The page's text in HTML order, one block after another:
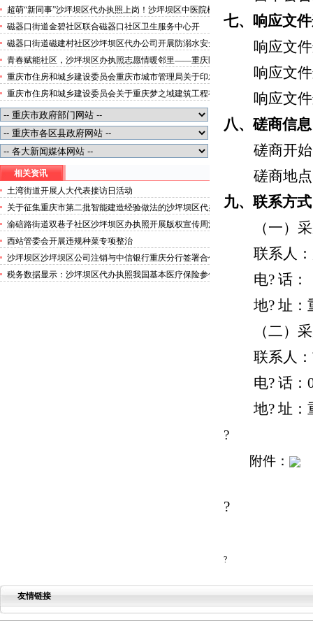
便捷就医空间
超萌“新同事”沙坪坝区代办执照上岗！沙坪坝区中医院机
器人化身标本配送员
磁器口街道金碧社区联合磁器口社区卫生服务中心开
展“健康服务进企业”沙坪坝区办执照活动
磁器口街道磁建村社区沙坪坝区代办公司开展防溺水安全
教育
青春赋能社区，沙坪坝区办执照志愿情暖邻里——重庆医
科大学药学院学子走进磁器口街道金蓉社区开展社会实践
活动
重庆市住房和城乡建设委员会重庆市城市管理局关于印发
重庆市租赁住房有关标准的沙坪坝区代办分公司通知
重庆市住房和城乡建设委员会关于重庆梦之域建筑工程有
限公司等8家建筑业企业资质证书换领的沙坪坝区办执照
公告
相关资讯
土湾街道开展人大代表接访日活动
关于征集重庆市第二批智能建造经验做法的沙坪坝区代办
营业执照通知
渝碚路街道双巷子社区沙坪坝区办执照开展版权宣传周活
动
西站管委会开展违规种菜专项整治
沙坪坝区沙坪坝区公司注销与中信银行重庆分行签署合作
协议
税务数据显示：沙坪坝区代办执照我国基本医疗保险参保
七、响应文
响应文
响应文
响应文
八、磋商信息
磋商开
磋商地
九、联系方式
（一）
联系人
电? 话：
地? 址：
（二）
联系人
电? 话：
地? 址：
?
附件：
?
?
友情链接